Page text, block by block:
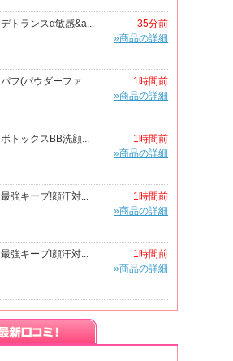
デトランスα敏感&a...
35分前
»商品の詳細
パフ(パウダーファ...
1時間前
»商品の詳細
ボトックスBB洗顔...
1時間前
»商品の詳細
最強キープ!顔汗対...
1時間前
»商品の詳細
最強キープ!顔汗対...
1時間前
»商品の詳細